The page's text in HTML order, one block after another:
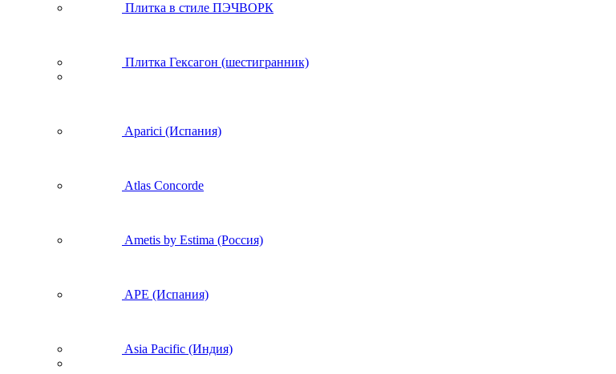
Плитка в стиле ПЭЧВОРК
Плитка Гексагон (шестигранник)
Aparici (Испания)
Atlas Concorde
Ametis by Estima (Россия)
APE (Испания)
Asia Pacific (Индия)